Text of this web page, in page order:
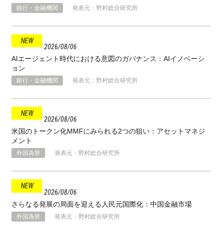
銀行・金融機関 発表元：野村総合研究所
2026 08 06
AIエージェント時代における意図のガバナンス：AIイノベーシ
ョン
銀行・金融機関 発表元：野村総合研究所
2026 08 06
米国のトークン化MMFにみられる2つの狙い：アセットマネジ
メント
外国為替 発表元：野村総合研究所
2026 08 06
さらなる発展の局面を迎える人民元国際化：中国金融市場
外国為替 発表元：野村総合研究所